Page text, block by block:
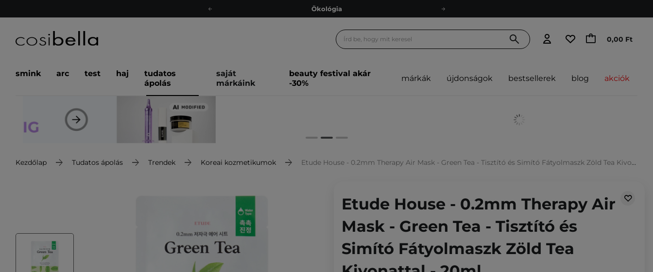
Ökológia
Ingyenes szállítás 15 000 Ft-tól
Ökológia
0,00 Ft
smink arc test haj
tudatos
ápolás
saját
márkáink
beauty festival akár
-30%
márkák újdonságok bestsellerek blog akciók
Kezdőlap Tudatos ápolás Trendek Koreai kozmetikumok Etude House - 0.2mm Therapy Air Mask - Green Tea - Tisztító és Simító Fátyolmaszk Zöld Tea Kivonattal - 20ml
Etude House - 0.2mm Therapy Air
Mask - Green Tea - Tisztító és
Simító Fátyolmaszk Zöld Tea